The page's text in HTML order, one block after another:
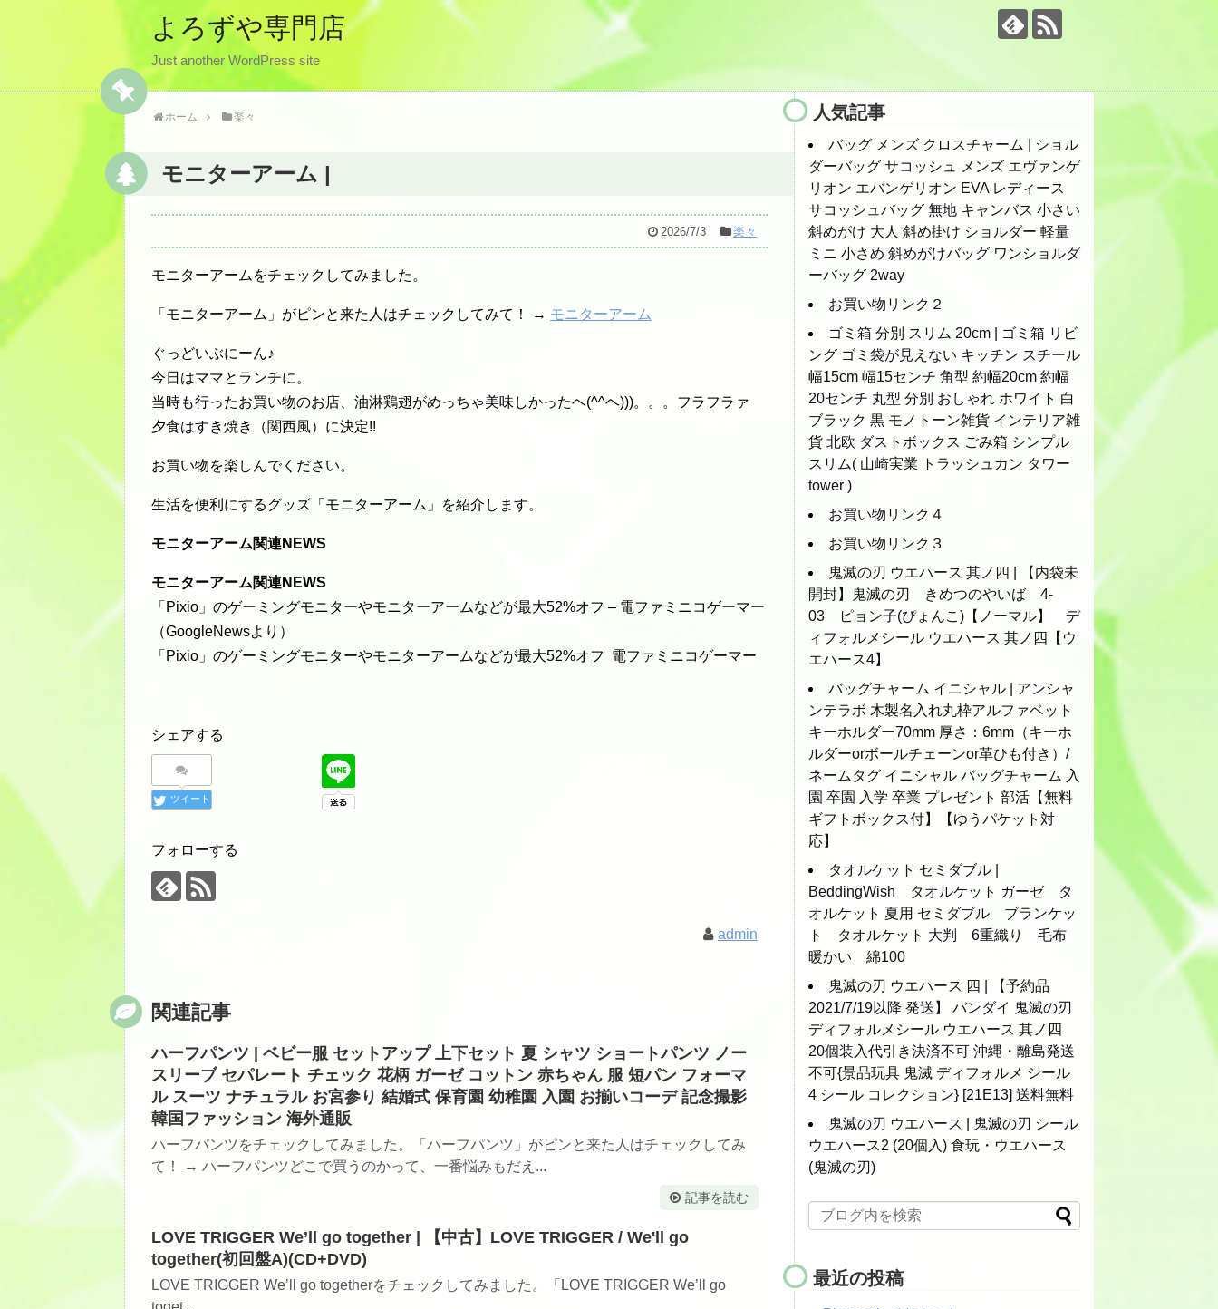
よろずや専門店
Just another WordPress site
ホーム 楽々
モニターアーム |
2026/7/3 楽々
モニターアームをチェックしてみました。
「モニターアーム」がピンと来た人はチェックしてみて！ → モニターアーム
ぐっどいぶにーん♪
今日はママとランチに。
当時も行ったお買い物のお店、油淋鶏翅がめっちゃ美味しかったヘ(^^ヘ)))。。。フラフラァ
夕食はすき焼き（関西風）に決定!!
お買い物を楽しんでください。
生活を便利にするグッズ「モニターアーム」を紹介します。
モニターアーム関連NEWS
モニターアーム関連NEWS
「Pixio」のゲーミングモニターやモニターアームなどが最大52%オフ – 電ファミニコゲーマー
（GoogleNewsより）
「Pixio」のゲーミングモニターやモニターアームなどが最大52%オフ 電ファミニコゲーマー
シェアする
ツイート
フォローする
admin
関連記事
ハーフパンツ | ベビー服 セットアップ 上下セット 夏 シャツ ショートパンツ ノー
スリーブ セパレート チェック 花柄 ガーゼ コットン 赤ちゃん 服 短パン フォーマ
ル スーツ ナチュラル お宮参り 結婚式 保育園 幼稚園 入園 お揃いコーデ 記念撮影
韓国ファッション 海外通販
ハーフパンツをチェックしてみました。「ハーフパンツ」がピンと来た人はチェックしてみ
て！ → ハーフパンツどこで買うのかって、一番悩みもだえ...
記事を読む
LOVE TRIGGER We’ll go together | 【中古】LOVE TRIGGER / We'll go
together(初回盤A)(CD+DVD)
LOVE TRIGGER We’ll go togetherをチェックしてみました。「LOVE TRIGGER We’ll go
人気記事
バッグ メンズ クロスチャーム | ショル
ダーバッグ サコッシュ メンズ エヴァンゲ
リオン エバンゲリオン EVA レディース
サコッシュバッグ 無地 キャンバス 小さい
斜めがけ 大人 斜め掛け ショルダー 軽量
ミニ 小さめ 斜めがけバッグ ワンショルダ
ーバッグ 2way
お買い物リンク２
ゴミ箱 分別 スリム 20cm | ゴミ箱 リビ
ング ゴミ袋が見えない キッチン スチール
幅15cm 幅15センチ 角型 約幅20cm 約幅
20センチ 丸型 分別 おしゃれ ホワイト 白
ブラック 黒 モノトーン雑貨 インテリア雑
貨 北欧 ダストボックス ごみ箱 シンプル
スリム( 山崎実業 トラッシュカン タワー
tower )
お買い物リンク４
お買い物リンク３
鬼滅の刃 ウエハース 其ノ四 | 【内袋未
開封】鬼滅の刃 きめつのやいば 4-
03 ピョン子(ぴょんこ)【ノーマル】 デ
ィフォルメシール ウエハース 其ノ四【ウ
エハース4】
バッグチャーム イニシャル | アンシャ
ンテラボ 木製名入れ丸枠アルファベット
キーホルダー70mm 厚さ：6mm（キーホ
ルダーorボールチェーンor革ひも付き）/
ネームタグ イニシャル バッグチャーム 入
園 卒園 入学 卒業 プレゼント 部活【無料
ギフトボックス付】【ゆうパケット対
応】
タオルケット セミダブル |
BeddingWish タオルケット ガーゼ タ
オルケット 夏用 セミダブル ブランケッ
ト タオルケット 大判 6重織り 毛布
暖かい 綿100
鬼滅の刃 ウエハース 四 | 【予約品
2021/7/19以降 発送】 バンダイ 鬼滅の刃
ディフォルメシール ウエハース 其ノ四
20個装入代引き決済不可 沖縄・離島発送
不可{景品玩具 鬼滅 ディフォルメ シール
4 シール コレクション} [21E13] 送料無料
鬼滅の刃 ウエハース | 鬼滅の刃 シール
ウエハース2 (20個入) 食玩・ウエハース
(鬼滅の刃)
最近の投稿